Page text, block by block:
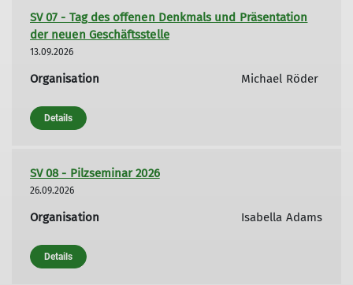
SV 07 - Tag des offenen Denkmals und Präsentation
der neuen Geschäftsstelle
13.09.2026
Organisation Michael Röder
Details
SV 08 - Pilzseminar 2026
26.09.2026
Organisation Isabella Adams
Details